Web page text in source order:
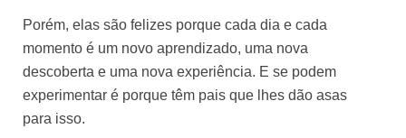
Porém, elas são felizes porque cada dia e cada
momento é um novo aprendizado, uma nova
descoberta e uma nova experiência. E se podem
experimentar é porque têm pais que lhes dão asas
para isso.